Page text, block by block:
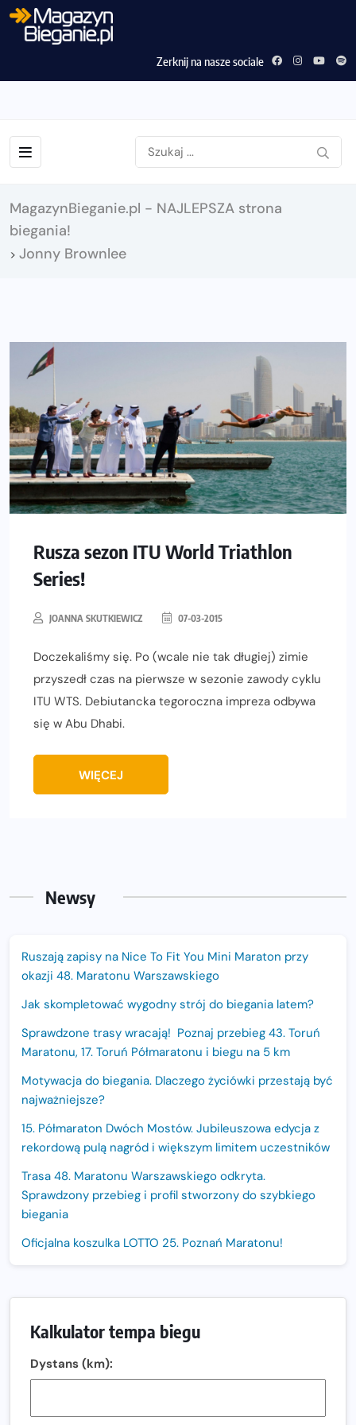
Zerknij na nasze sociale
MagazynBieganie.pl - NAJLEPSZA strona
biegania!
> Jonny Brownlee
Rusza sezon ITU World Triathlon
Series!
JOANNA SKUTKIEWICZ 07-03-2015
Doczekaliśmy się. Po (wcale nie tak długiej) zimie
przyszedł czas na pierwsze w sezonie zawody cyklu
ITU WTS. Debiutancka tegoroczna impreza odbywa
się w Abu Dhabi.
WIĘCEJ
Newsy
Ruszają zapisy na Nice To Fit You Mini Maraton przy
okazji 48. Maratonu Warszawskiego
Jak skompletować wygodny strój do biegania latem?
Sprawdzone trasy wracają! Poznaj przebieg 43. Toruń
Maratonu, 17. Toruń Półmaratonu i biegu na 5 km
Motywacja do biegania. Dlaczego życiówki przestają być
najważniejsze?
15. Półmaraton Dwóch Mostów. Jubileuszowa edycja z
rekordową pulą nagród i większym limitem uczestników
Trasa 48. Maratonu Warszawskiego odkryta.
Sprawdzony przebieg i profil stworzony do szybkiego
biegania
Oficjalna koszulka LOTTO 25. Poznań Maratonu!
Ostatnie wolne miejsca na jubileuszowy Bieg
Fabrykanta. Organizatorzy odkrywają trasę dzień po
Złota Seria 42 rośnie. Coraz więcej maratończyków
Kalkulator tempa biegu
Dystans (km):